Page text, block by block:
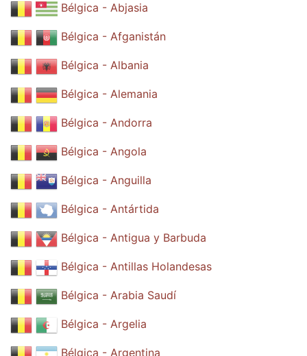
Bélgica - Abjasia
Bélgica - Afganistán
Bélgica - Albania
Bélgica - Alemania
Bélgica - Andorra
Bélgica - Angola
Bélgica - Anguilla
Bélgica - Antártida
Bélgica - Antigua y Barbuda
Bélgica - Antillas Holandesas
Bélgica - Arabia Saudí
Bélgica - Argelia
Bélgica - Argentina